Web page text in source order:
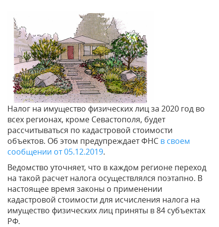
Налог на имущество физических лиц за 2020 год во
всех регионах, кроме Севастополя, будет
рассчитываться по кадастровой стоимости
объектов. Об этом предупреждает ФНС в своем
сообщении от 05.12.2019.
Ведомство уточняет, что в каждом регионе переход
на такой расчет налога осуществлялся поэтапно. В
настоящее время законы о применении
кадастровой стоимости для исчисления налога на
имущество физических лиц приняты в 84 субъектах
РФ.